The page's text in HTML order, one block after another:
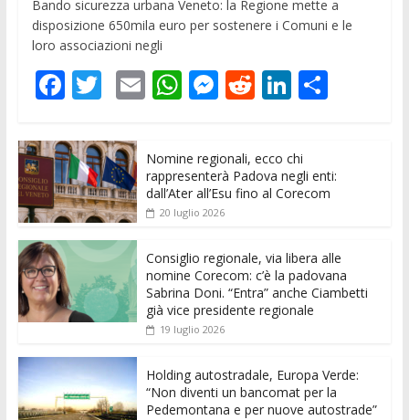
Bando sicurezza urbana Veneto: la Regione mette a
disposizione 650mila euro per sostenere i Comuni e le
loro associazioni negli
F
e
b
o
o
k
T
itt
er
E
l
W
s
A
p
p
M
ss
e
n
er
R
di
t
Li
k
e
dI
C
di
vi
Nomine regionali, ecco chi
rappresenterà Padova negli enti:
dall’Ater all’Esu fino al Corecom
20 luglio 2026
Consiglio regionale, via libera alle
nomine Corecom: c’è la padovana
Sabrina Doni. “Entra” anche Ciambetti
già vice presidente regionale
19 luglio 2026
Holding autostradale, Europa Verde:
“Non diventi un bancomat per la
Pedemontana e per nuove autostrade”